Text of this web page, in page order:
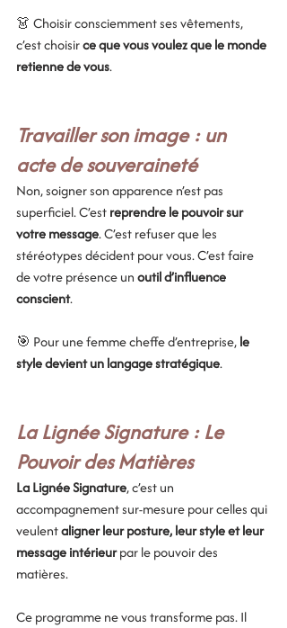
👗 Choisir consciemment ses vêtements,
c’est choisir ce que vous voulez que le monde
retienne de vous.
Travailler son image : un
acte de souveraineté
Non, soigner son apparence n’est pas
superficiel. C’est reprendre le pouvoir sur
votre message. C’est refuser que les
stéréotypes décident pour vous. C’est faire
de votre présence un outil d’influence
conscient.
🎯 Pour une femme cheffe d’entreprise, le
style devient un langage stratégique.
La Lignée Signature : Le
Pouvoir des Matières
La Lignée Signature, c’est un
accompagnement sur-mesure pour celles qui
veulent aligner leur posture, leur style et leur
message intérieur par le pouvoir des
matières.
Ce programme ne vous transforme pas. Il